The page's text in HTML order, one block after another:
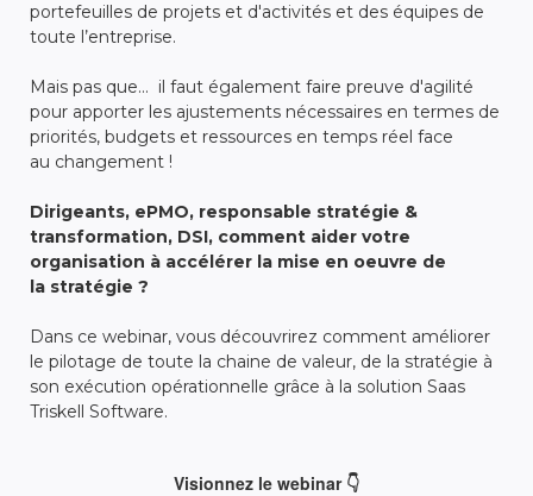
portefeuilles de projets et d'activités et des équipes de
toute l’entreprise.
Mais pas que... il faut également faire preuve d'agilité
pour apporter les ajustements nécessaires en termes de
priorités, budgets et ressources en temps réel face
au changement !
Dirigeants, ePMO, responsable stratégie &
transformation, DSI, comment aider votre
organisation à accélérer la mise en oeuvre de
la stratégie ?
Dans ce webinar, vous découvrirez comment améliorer
le pilotage de toute la chaine de valeur, de la stratégie à
son exécution opérationnelle grâce à la solution Saas
Triskell Software.
Visionnez le webinar 👇